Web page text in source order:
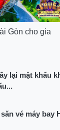
Gòn cho gia
lại mật khẩu
vé máy bay